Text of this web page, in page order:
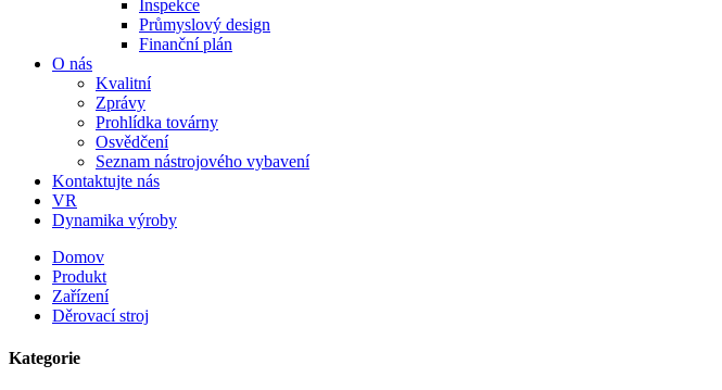
Inspekce
Průmyslový design
Finanční plán
O nás
Kvalitní
Zprávy
Prohlídka továrny
Osvědčení
Seznam nástrojového vybavení
Kontaktujte nás
VR
Dynamika výroby
Domov
Produkt
Zařízení
Děrovací stroj
Kategorie